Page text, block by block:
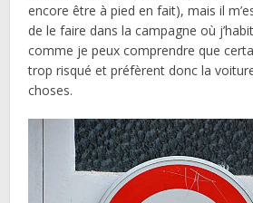
encore être à pied en fait), mais il
de le faire dans la campagne où
comme je peux comprendre que
trop risqué et préfèrent donc la
choses.